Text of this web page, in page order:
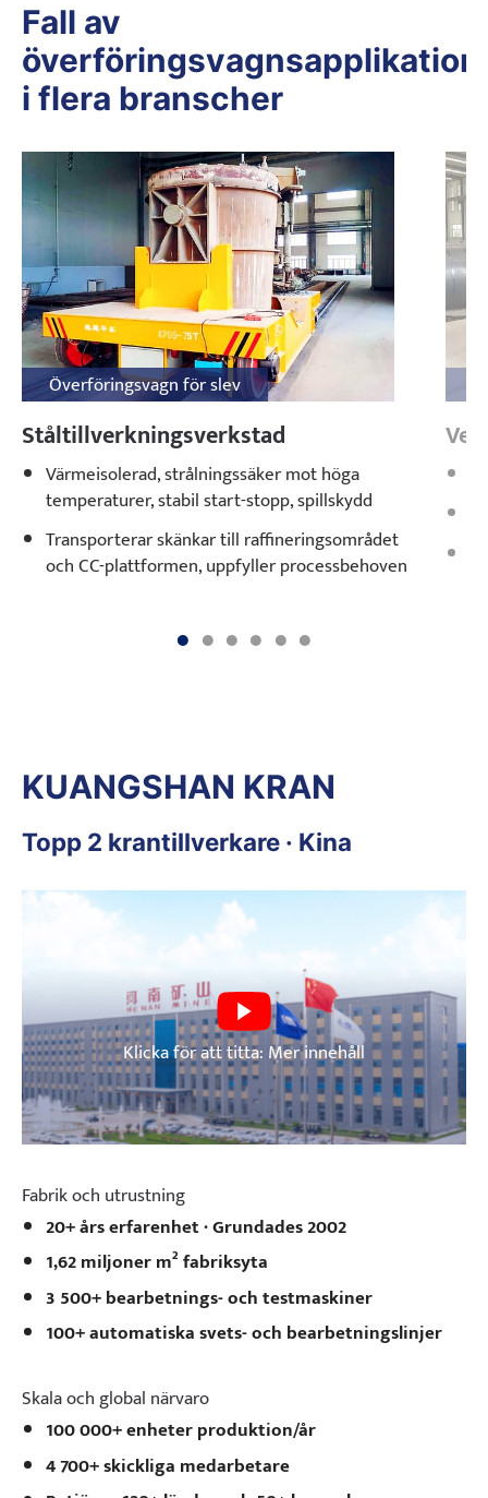
Fall av
i flera branscher
Överföringsvagn för slev
Ståltillverkningsverkstad
Värmeisolerad, strålningssäker mot höga
temperaturer, stabil start-stopp, spillskydd
Transporterar skänkar till raffineringsområdet
och CC-plattformen, uppfyller processbehoven
KUANGSHAN KRAN
Topp 2 krantillverkare · Kina
Klicka för att titta: Mer innehåll
Fabrik och utrustning
20+ års erfarenhet · Grundades 2002
1,62 miljoner m² fabriksyta
3 500+ bearbetnings- och testmaskiner
100+ automatiska svets- och bearbetningslinjer
Skala och global närvaro
100 000+ enheter produktion/år
4 700+ skickliga medarbetare